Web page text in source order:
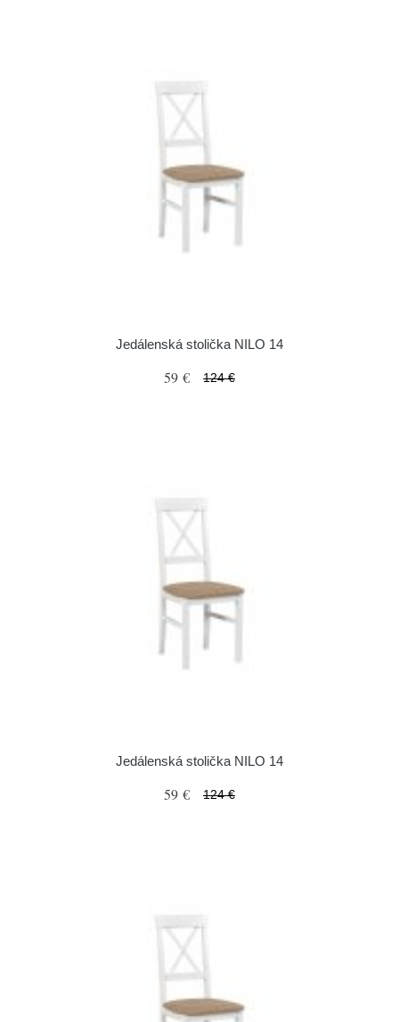
Jedálenská stolička NILO 14
59 € 124 €
Jedálenská stolička NILO 14
59 € 124 €